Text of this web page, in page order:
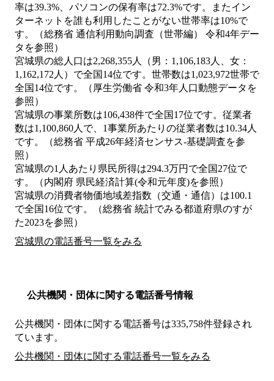
率は39.3%、パソコンの保有率は72.3%です。またイン
ターネットを誰も利用したことがない世帯率は10%で
す。（総務省 通信利用動向調査（世帯編） 令和4年デー
タを参照）
宮城県の総人口は2,268,355人（男：1,106,183人、女：
1,162,172人）で全国14位です。世帯数は1,023,972世帯で
全国14位です。（厚生労働省 令和3年人口動態データを
参照）
宮城県の事業所数は106,438件で全国17位です。従業者
数は1,100,860人で、1事業所あたりの従業者数は10.34人
です。（総務省 平成26年経済センサス‐基礎調査を参
照）
宮城県の1人あたり県民所得は294.3万円で全国27位で
す。（内閣府 県民経済計算(令和元年度)を参照）
宮城県の消費者物価地域差指数（交通・通信）は100.1
で全国16位です。（総務省 統計でみる都道府県のすが
た2023を参照）
宮城県の電話番号一覧をみる
公共機関・団体に関する電話番号情報
公共機関・団体に関する電話番号は335,758件登録され
ています。
公共機関・団体に関する電話番号一覧をみる